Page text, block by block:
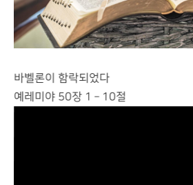
바벨론이 함락되었다
예레미야 50장 1 – 10절